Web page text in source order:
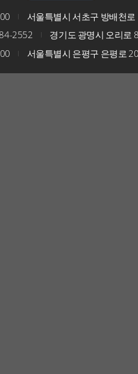
I
서울특별시 서초구 방배천
2552 I
경기도 광명시 오리로
I 서울특별시 은평구 은평로